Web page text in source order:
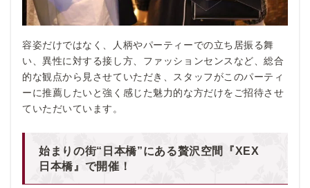
容姿だけではなく、人柄やパーティーでの立ち居振る舞
い、異性に対する接し方、ファッションセンスなど、総合
的な観点から見させていただき、スタッフがこのパーティ
ーに推薦したいと強く感じた魅力的な方だけをご招待させ
ていただいています。
始まりの街“日本橋”にある贅沢空間『XEX
日本橋』で開催！